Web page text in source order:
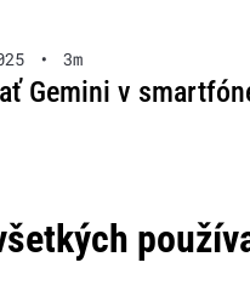
• 3m
Gemini v